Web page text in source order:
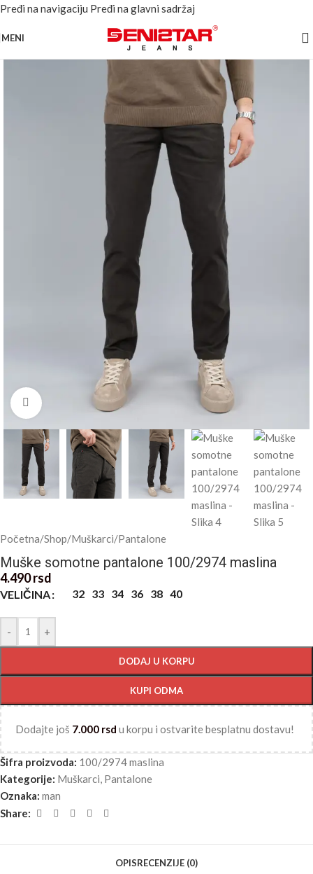
Pređi na navigaciju Pređi na glavni sadržaj
MENI
Kliknite za uvećanje
Početna/Shop/Muškarci/Pantalone
Muške somotne pantalone 100/2974 maslina
4.490rsd
VELIČINA 32 33 34 36 38 40
- +
DODAJ U KORPU
KUPI ODMA
Dodajte još 7.000 rsd u korpu i ostvarite besplatnu dostavu!
Šifra proizvoda: 100/2974 maslina
Kategorije: Muškarci Pantalone
Oznaka: man
Share:
OPISRECENZIJE (0)